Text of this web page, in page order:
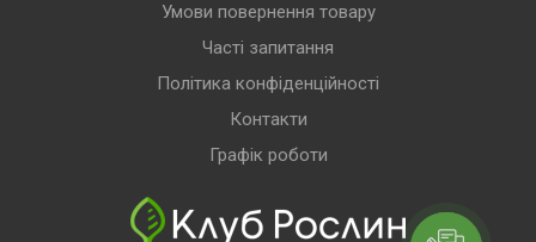
Умови повернення товару
Часті запитання
Політика конфіденційності
Контакти
Графік роботи